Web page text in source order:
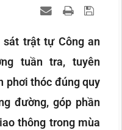
sát trật tự Công an
tuần tra, tuyên
phơi thóc đúng quy
đường, góp phần
thông trong mùa